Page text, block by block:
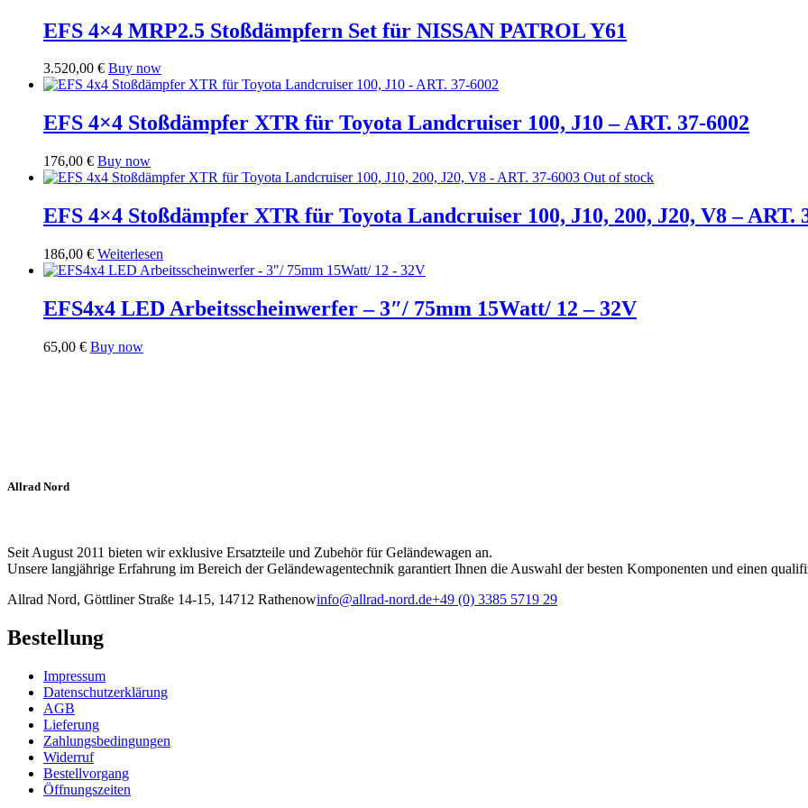
EFS 4×4 MRP2.5 Stoßdämpfern Set für NISSAN PATROL Y61
3.520,00 € Buy now
EFS 4×4 Stoßdämpfer XTR für Toyota Landcruiser 100, J10 – ART. 37-6002
176,00 € Buy now
Out of stock
EFS 4×4 Stoßdämpfer XTR für Toyota Landcruiser 100, J10, 200, J20, V8 – ART.
186,00 € Weiterlesen
EFS4x4 LED Arbeitsscheinwerfer – 3″/ 75mm 15Watt/ 12 – 32V
65,00 € Buy now
Allrad Nord
Seit August 2011 bieten wir exklusive Ersatzteile und Zubehör für Geländewagen an.
Unsere langjährige Erfahrung im Bereich der Geländewagentechnik garantiert Ihnen die Auswahl der besten Komponenten und einen
Allrad Nord, Göttliner Straße 14-15, 14712 Rathenowinfo@allrad-nord.de+49 (0) 3385 5719 29
Bestellung
Impressum
Datenschutzerklärung
AGB
Lieferung
Zahlungsbedingungen
Widerruf
Bestellvorgang
Öffnungszeiten